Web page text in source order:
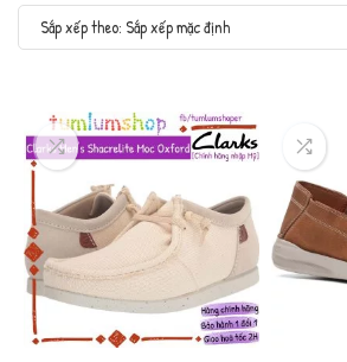
Sắp xếp mặc định